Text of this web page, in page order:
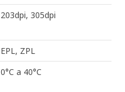
203dpi, 305dpi
EPL, ZPL
0°C a 40°C